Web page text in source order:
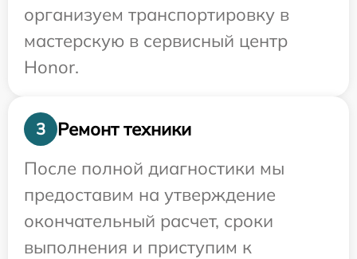
организуем транспортировку в
мастерскую в сервисный центр
Honor.
3
Ремонт техники
После полной диагностики мы
предоставим на утверждение
окончательный расчет, сроки
выполнения и приступим к